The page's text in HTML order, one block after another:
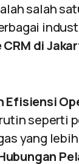
salah
di
Efisiensi
seperti
yang